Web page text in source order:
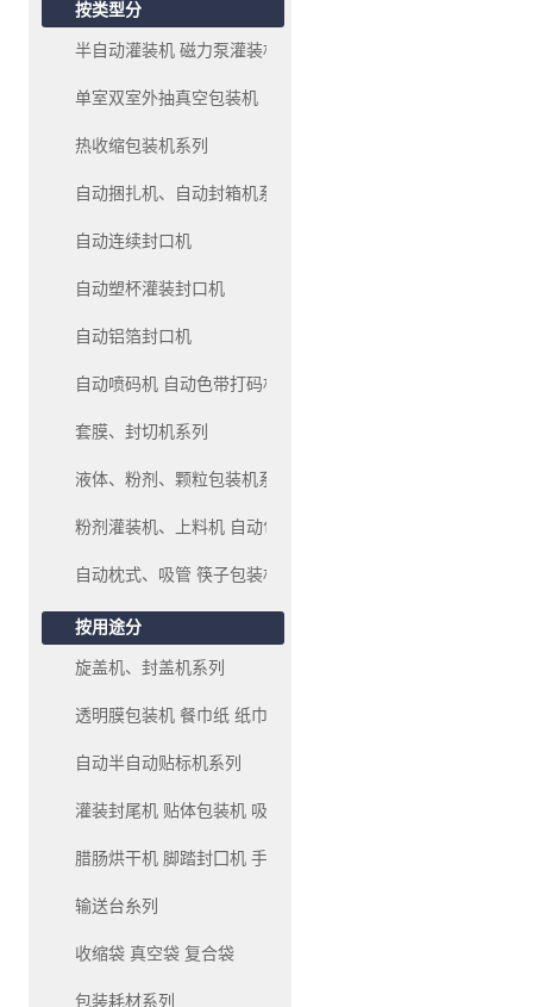
按类型分
半自动灌装机 磁力泵灌装机系列
单室双室外抽真空包装机
热收缩包装机系列
自动捆扎机、自动封箱机系列
自动连续封口机
自动塑杯灌装封口机
自动铝箔封口机
自动喷码机 自动色带打码机、油墨移印机系列
套膜、封切机系列
液体、粉剂、颗粒包装机系列
粉剂灌装机、上料机 自动包装机系列
自动枕式、吸管 筷子包装机
按用途分
旋盖机、封盖机系列
透明膜包装机 餐巾纸 纸巾 包装机系列
自动半自动贴标机系列
灌装封尾机 贴体包装机 吸塑包装机系列
腊肠烘干机 脚踏封囗机 手压封口机系列
输送台糸列
收缩袋 真空袋 复合袋
包装耗材系列